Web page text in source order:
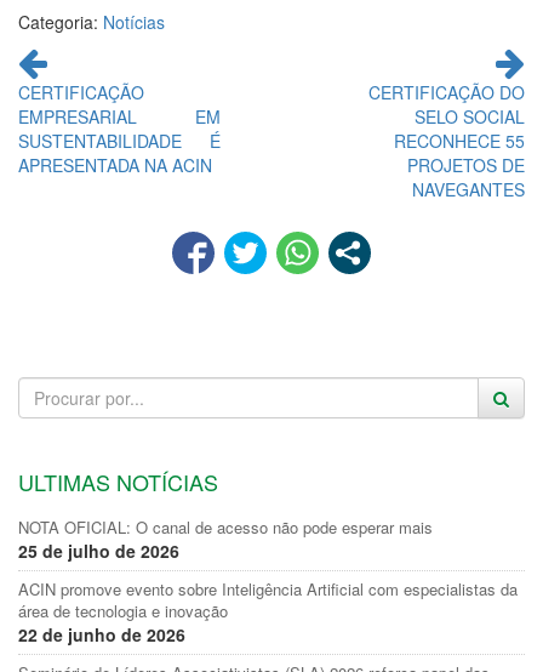
Categoria: Notícias
Continue
lendo
CERTIFICAÇÃO
EMPRESARIAL EM
SUSTENTABILIDADE É
APRESENTADA NA ACIN
CERTIFICAÇÃO DO
SELO SOCIAL
RECONHECE 55
PROJETOS DE
NAVEGANTES
ULTIMAS NOTÍCIAS
NOTA OFICIAL: O canal de acesso não pode esperar mais
25 de julho de 2026
ACIN promove evento sobre Inteligência Artificial com especialistas da
área de tecnologia e inovação
22 de junho de 2026